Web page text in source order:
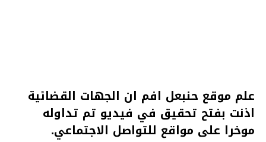
علم موقع حنبعل افم ان الجهات القضائية
اذنت بفتح تحقيق في فيديو تم تداوله
موخرا على مواقع للتواصل الاجتماعي.